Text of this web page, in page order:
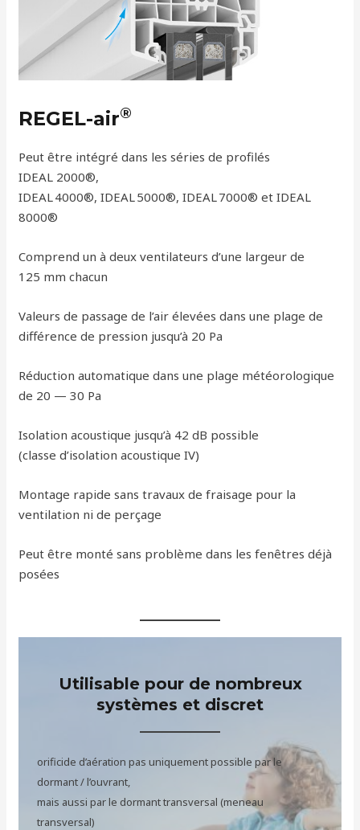
REGEL-air®
Peut être intégré dans les séries de profilés
IDEAL 2000®,
IDEAL 4000®, IDEAL 5000®, IDEAL 7000® et IDEAL
8000®
Comprend un à deux ventilateurs d’une largeur de
125 mm chacun
Valeurs de passage de l’air élevées dans une plage de
différence de pression jusqu’à 20 Pa
Réduction automatique dans une plage météorologique
de 20 — 30 Pa
Isolation acoustique jusqu’à 42 dB possible
(classe d’isolation acoustique IV)
Montage rapide sans travaux de fraisage pour la
ventilation ni de perçage
Peut être monté sans problème dans les fenêtres déjà
posées
Utilisable pour de nombreux
systèmes et discret
orificide d’aération pas uniquement possible par le
dormant / l’ouvrant,
mais aussi par le dormant transversal (meneau
transversal)